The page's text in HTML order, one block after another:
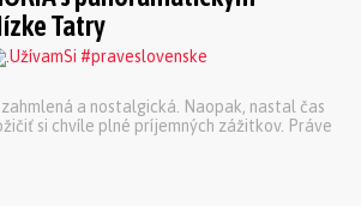
Tatry
zahmlená a nostalgická. Naopak, nastal čas
si chvíle plné príjemných zážitkov. Práve